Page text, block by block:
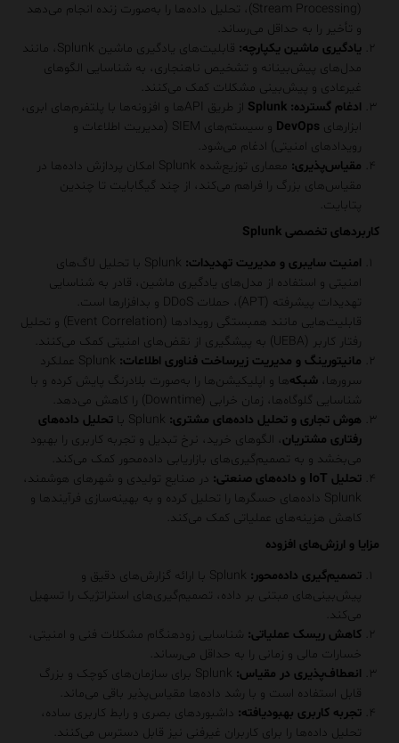
(Stream Processing)، تحلیل داده‌ها را به‌صورت زنده انجام می‌دهد
و تأخیر را به حداقل می‌رساند.
یادگیری ماشین یکپارچه:
قابلیت‌های یادگیری ماشین Splunk، مانند
مدل‌های پیش‌بینانه و تشخیص ناهنجاری، به شناسایی الگوهای
غیرعادی و پیش‌بینی مشکلات کمک می‌کنند.
ادغام گسترده:
Splunk
از طریق APIها و افزونه‌ها با پلتفرم‌های ابری،
ابزارهای DevOps
و سیستم‌های SIEM (مدیریت اطلاعات و
رویدادهای امنیتی) ادغام می‌شود.
مقیاس‌پذیری:
معماری توزیع‌شده Splunk امکان پردازش داده‌ها در
مقیاس‌های بزرگ را فراهم می‌کند، از چند گیگابایت تا چندین
پتابایت.
کاربردهای تخصصی Splunk
امنیت سایبری و مدیریت تهدیدات:
Splunk با تحلیل لاگ‌های
امنیتی و استفاده از مدل‌های یادگیری ماشین، قادر به شناسایی
تهدیدات پیشرفته (APT)، حملات DDoS و بدافزارها است.
قابلیت‌هایی مانند همبستگی رویدادها (Event Correlation) و تحلیل
رفتار کاربر (UEBA) به پیشگیری از نقض‌های امنیتی کمک می‌کنند.
مانیتورینگ و مدیریت زیرساخت فناوری اطلاعات:
Splunk عملکرد
سرورها،شبکه‌ها و اپلیکیشن‌ها را به‌صورت بلادرنگ پایش کرده و با
شناسایی گلوگاه‌ها، زمان خرابی (Downtime) را کاهش می‌دهد.
هوش تجاری و تحلیل داده‌های مشتری:
تحلیل داده‌های
رفتاری مشتریان، الگوهای خرید، نرخ تبدیل و تجربه کاربری را بهبود
می‌بخشد و به تصمیم‌گیری‌های بازاریابی داده‌محور کمک می‌کند.
تحلیل IoT و داده‌های صنعتی
: در صنایع تولیدی و شهرهای هوشمند،
Splunk داده‌های حسگرها را تحلیل کرده و به بهینه‌سازی فرآیندها و
کاهش هزینه‌های عملیاتی کمک می‌کند.
مزایا و ارزش‌های افزوده
تصمیم‌گیری داده‌محور:
Splunk با ارائه گزارش‌های دقیق و
پیش‌بینی‌های مبتنی بر داده، تصمیم‌گیری‌های استراتژیک را تسهیل
می‌کند.
کاهش ریسک عملیاتی: شناسایی زودهنگام مشکلات فنی و امنیتی،
خسارات مالی و زمانی را به حداقل می‌رساند.
انعطاف‌پذیری در مقیاس:
Splunk برای سازمان‌های کوچک و بزرگ
قابل استفاده است و با رشد داده‌ها مقیاس‌پذیر باقی می‌ماند.
تجربه کاربری بهبودیافته: داشبوردهای بصری و رابط کاربری ساده،
تحلیل داده‌ها را برای کاربران غیرفنی نیز قابل دسترس می‌کنند.